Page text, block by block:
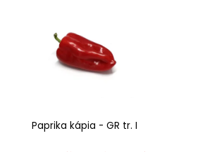
Nemecko
Peru
Vietnam
Paprika kápia - GR tr. I